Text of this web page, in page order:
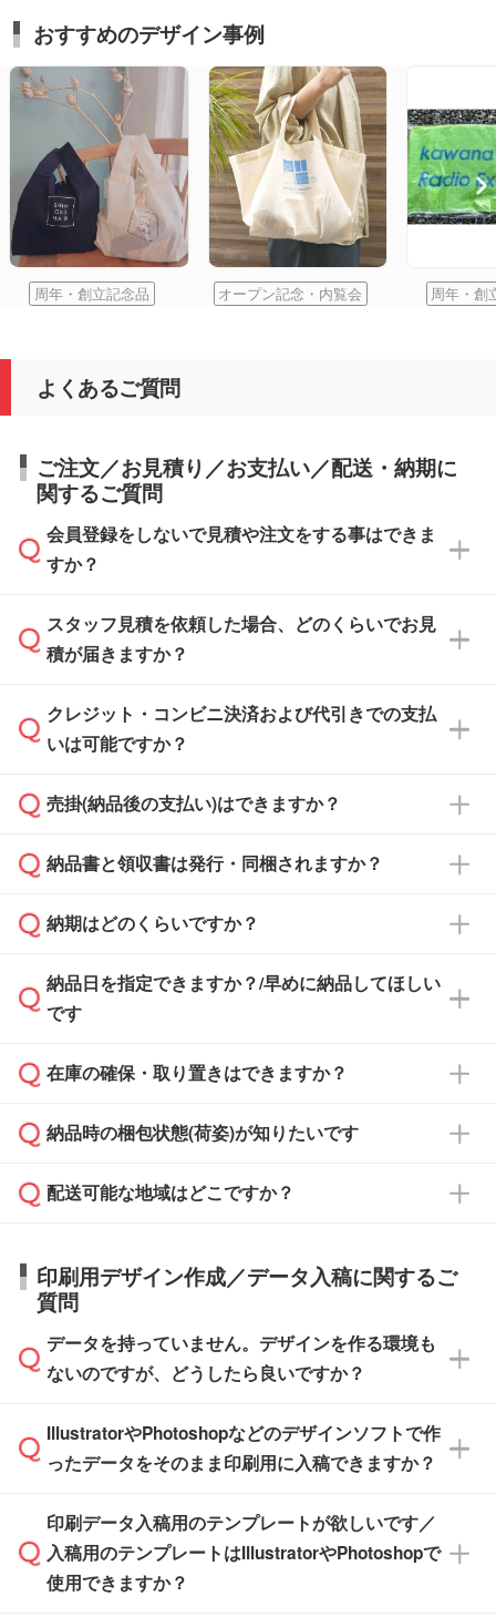
おすすめのデザイン事例
周年・創立記念品 オープン記念・内覧会 周年・創
よくあるご質問
ご注文／お見積り／お支払い／配送・納期に
関するご質問
会員登録をしないで見積や注文をする事はできま
すか？
可能です。見積・注文フォームにて『ゲストの
まま進む』ボタンからお進みのうえ、ご依頼く
スタッフ見積を依頼した場合、どのくらいでお見
積が届きますか？
通常、翌営業日までにお送りしております。混
雑状況によっては、お時間をいただくこともご
依頼いただいた場合は、翌営業日以降のご連絡
クレジット・コンビニ決済および代引きでの支払
いは可能ですか？
銀行振込のみのご対応となります。
売掛(納品後の支払い)はできますか？
基本的には先入金をお願いしておりますが、自
どの場合は、月末締め翌月末払いに対応可能で
また、卒業・卒園記念品で対策委員会や個人様
校や幼稚園・保育園であれば、同様の条件でご
ご希望の際は担当スタッフまでお気軽にご相談
ください。
納品書と領収書は発行・同梱されますか？
納品書・領収書は ご依頼をいただいた場合の
ず、通常はPDFデータをメール添付でお送りし
ます。
たは注文フォームの『ご注文に関する備考欄』
納期はどのくらいですか？
・印刷する場合(500個程度)
ご入金、イメージ画像の校了から約2週間～2
ご入金確認後、1～2営業日で出荷いたしま
タッフまでお問い合わせください。
ル」に注文予定日をご入力いただくと、おおよ
その締切日や出荷目安をご確認いただけます。
品が決まりましたらお早めのご発注をお願いい
たします。
※土日祝日を除く営業日換算です。
※沖縄・離島は追加日数がかかります。
納品日を指定できますか？/早めに納品してほしい
です
ご希望の納期がある場合は、お問い合わせ・お
い。
応が可能かご案内いたします。
す。>>対象商品はこちら
※最短出荷日は商品によって異なります。各商
品ページにてご確認ください
在庫の確保・取り置きはできますか？
ご入金確認後に在庫を確保し、注文確定のご連
はできかねますので予めご了承ください。
納品時の梱包状態(荷姿)が知りたいです
商品によって異なります。各ページにある商品
す。(白箱、化粧箱、ブリスターパックなど)
【袋入り】 商品がひとつずつ袋に入っていま
す。(透明袋、デザイン袋など)
【個包装なし】 個包装がされていない状態で
※化粧箱から白箱への入れ替えや、オリジナル
箱の作成は原則承っておりません。
配送可能な地域はどこですか？
日本全国へお届けが可能です。なお、海外への
直接納品は行っておりませんので予めご了承く
ださい。
印刷用デザイン作成／データ入稿に関するご
質問
データを持っていません。デザインを作る環境も
ないのですが、どうしたら良いですか？
無料の「デザインシミュレーター」を使えば、
PCやスマホから簡単にデザインを作成できま
ザインソフトがなくても安心です。
また、「データ作成サービス
IllustratorやPhotoshopなどのデザインソフトで作
ったデータをそのまま印刷用に入稿できますか？
IllustratorやPhotoshop、CLIP STUDIOなどのデ
ザインソフトでこだわりのデザインを作成した
い方は、完全データ入稿
印刷データ入稿用のテンプレートが欲しいです／
入稿用のテンプレートはIllustratorやPhotoshopで
使用できますか？